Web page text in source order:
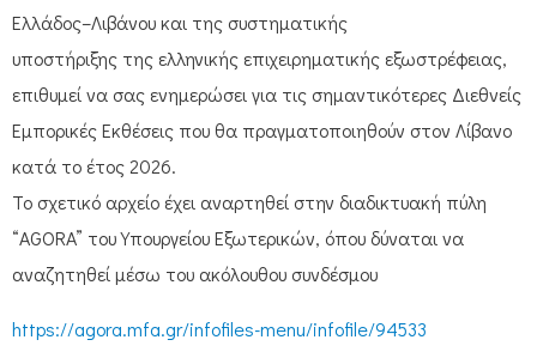
Ελλάδος–Λιβάνου και της συστηματικής
υποστήριξης της ελληνικής επιχειρηματικής εξωστρέφειας,
επιθυμεί να σας ενημερώσει για τις σημαντικότερες Διεθνείς
Εμπορικές Εκθέσεις που θα πραγματοποιηθούν στον Λίβανο
κατά το έτος 2026.
Το σχετικό αρχείο έχει αναρτηθεί στην διαδικτυακή πύλη
“AGORA” του Υπουργείου Εξωτερικών, όπου δύναται να
αναζητηθεί μέσω του ακόλουθου συνδέσμου
https://agora.mfa.gr/infofiles-menu/infofile/94533